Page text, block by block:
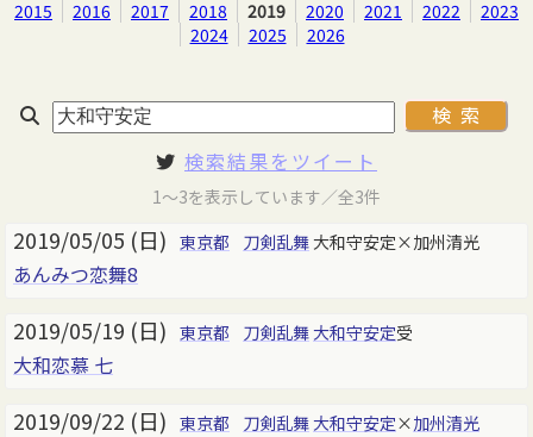
2015 2016 2017 2018 2019 2020 2021 2022
2023
2024
2025 2026
検索結果をツイート
1～3を表示しています／全3件
2019/05/05 (日) 東京都 刀剣乱舞大和守安定×加州清光
あんみつ恋舞8
2019/05/19 (日) 東京都 刀剣乱舞大和守安定受
大和恋慕 七
2019/09/22 (日) 東京都 刀剣乱舞大和守安定×加州清光